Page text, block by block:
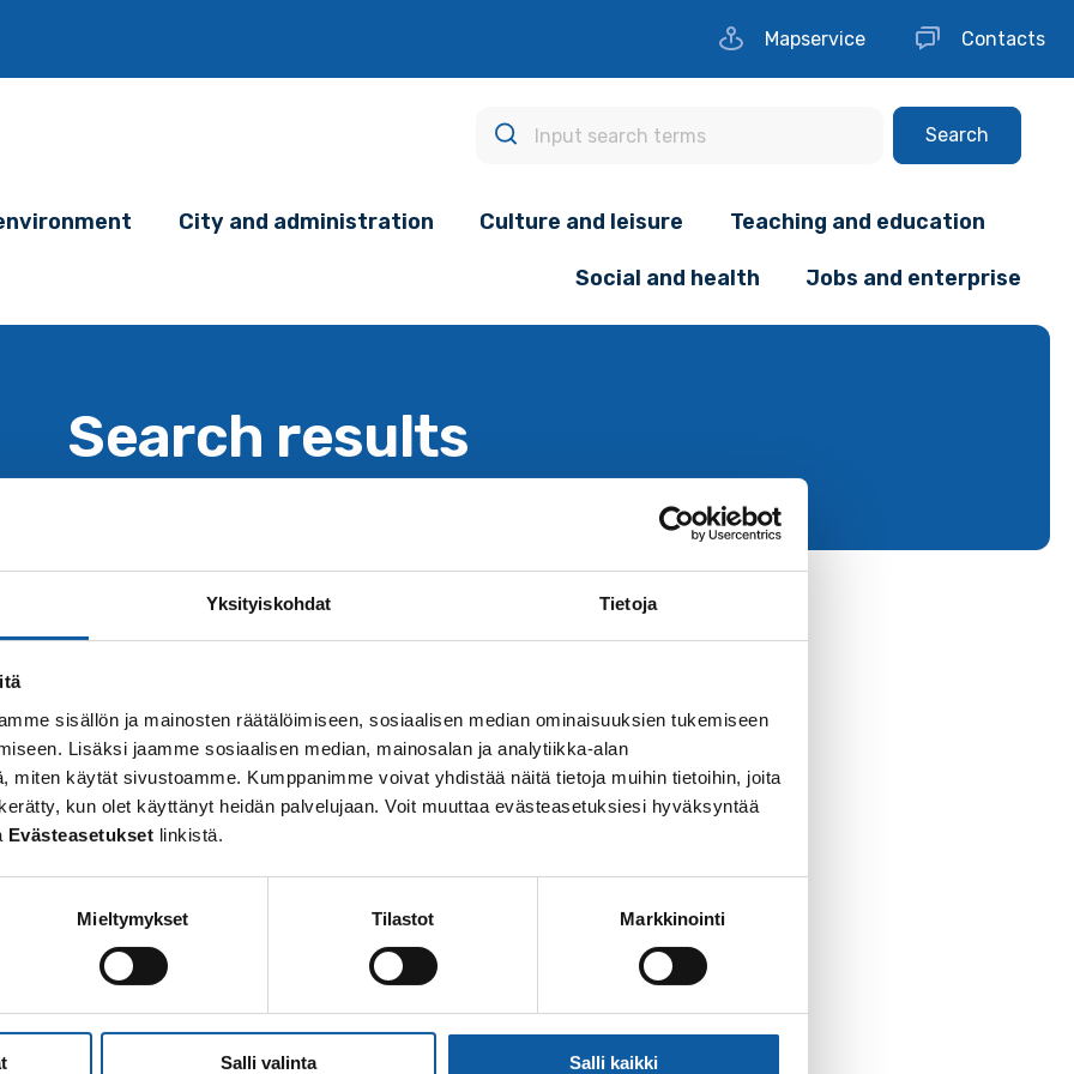
Yksityiskohdat Tietoja
sisällön ja mainosten räätälöimiseen, sosiaalisen median ominaisuuksien tukemiseen
Lisäksi jaamme sosiaalisen median, mainosalan ja analytiikka-alan
miten käytät sivustoamme. Kumppanimme voivat yhdistää näitä tietoja muihin tietoihin, joita
kun olet käyttänyt heidän palvelujaan. Voit muuttaa evästeasetuksiesi hyväksyntää
Evästeasetukset linkistä.
Mieltymykset Tilastot Markkinointi
Salli valinta Salli kaikki
Mapservice Contacts
Search
City and administration Culture and leisure Teaching and education
Social and health Jobs and enterprise
Search results